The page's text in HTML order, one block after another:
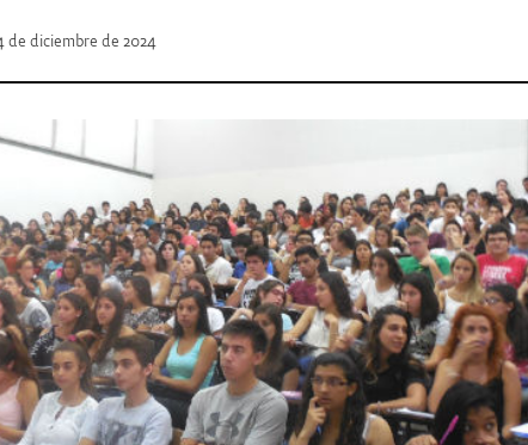
de diciembre de 2024